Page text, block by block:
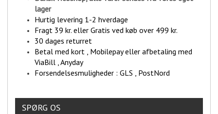
lager
Hurtig levering 1-2 hverdage
Fragt 39 kr. eller Gratis ved køb over 499 kr.
30 dages returret
Betal med kort , Mobilepay eller afbetaling med
ViaBill , Anyday
Forsendelsesmuligheder : GLS , PostNord
SPØRG OS